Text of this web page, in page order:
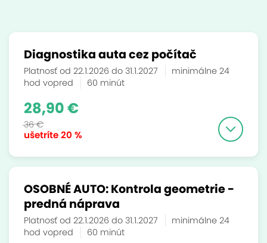
Diagnostika auta cez počítač
Platnosť od 22.1.2026 do 31.1.2027
minimálne 24
hod vopred
60 minút
ušetríte20 %
28,90 €
36 €
OSOBNÉ AUTO: Kontrola geometrie -
predná náprava
Platnosť od 22.1.2026 do 31.1.2027
minimálne 24
hod vopred
60 minút